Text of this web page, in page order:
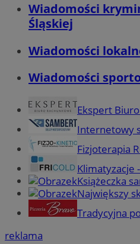
Wiadomości
Śląskiej
Wiadomości
Wiadomości
Ekspert
Internetowy
Fizjoterapia
Klimatyzacje
Książeczka
Największy
Tradycyjna
reklama